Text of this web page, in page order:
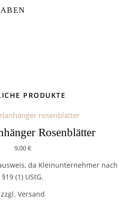
PRODUKTE
Rosenblätter
9,00€
da Kleinunternehmer nach
§19 (1) UStG.
zzgl. Versand